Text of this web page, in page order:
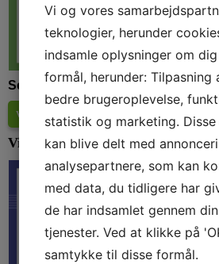
Se deltagerne i Værdicheckhæftet
Værdicheckhæftet efteråret 2024
Viborg Værdicheckhæfte foråret
Vi og vores
teknologier, herunder
indsamle oplysninger om
formål, herunder: Tilpasning
bedre brugeroplevelse,
statistik og marketing.
kan blive delt med
analysepartnere, som kan
med data, du tidligere har
de har indsamlet gennem
tjenester. Ved at klikke på
samtykke til disse formål.